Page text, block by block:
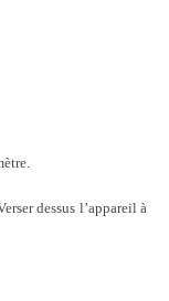
dessus l’appareil à